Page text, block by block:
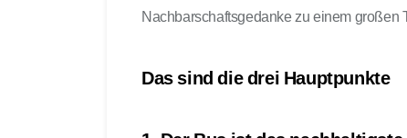
Nachbarschaftsgedanke zu einem großen
Das sind die drei Hauptpunkte